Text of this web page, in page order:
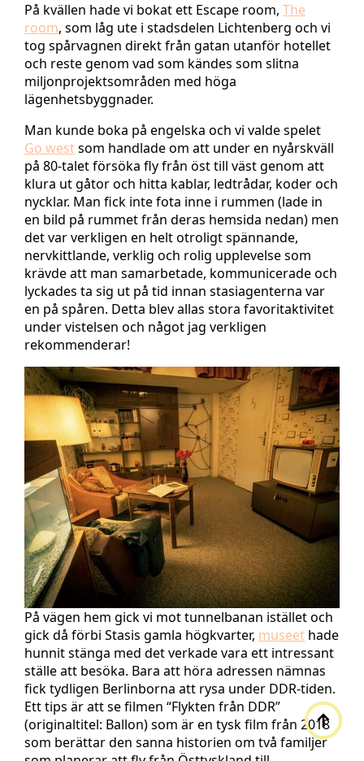
På kvällen hade vi bokat ett Escape room, The
room, som låg ute i stadsdelen Lichtenberg och vi
tog spårvagnen direkt från gatan utanför hotellet
och reste genom vad som kändes som slitna
miljonprojektsområden med höga
lägenhetsbyggnader.
Man kunde boka på engelska och vi valde spelet
Go westsom handlade om att under en nyårskväll
på 80-talet försöka fly från öst till väst genom att
klura ut gåtor och hitta kablar, ledtrådar, koder och
nycklar. Man fick inte fota inne i rummen (lade in
en bild på rummet från deras hemsida nedan) men
det var verkligen en helt otroligt spännande,
nervkittlande, verklig och rolig upplevelse som
krävde att man samarbetade, kommunicerade och
lyckades ta sig ut på tid innan stasiagenterna var
en på spåren. Detta blev allas stora favoritaktivitet
under vistelsen och något jag verkligen
rekommenderar!
På vägen hem gick vi mot tunnelbanan istället och
gick då förbi Stasis gamla högkvarter, museet hade
hunnit stänga med det verkade vara ett intressant
ställe att besöka. Bara att höra adressen nämnas
fick tydligen Berlinborna att rysa under DDR-tiden.
Ett tips är att se filmen “Flykten från DDR”
(originaltitel: Ballon) som är en tysk film från 2018
som berättar den sanna historien om två familjer